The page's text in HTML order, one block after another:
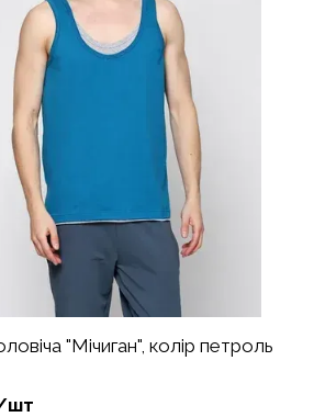
"Мічиган", колір петроль
шт